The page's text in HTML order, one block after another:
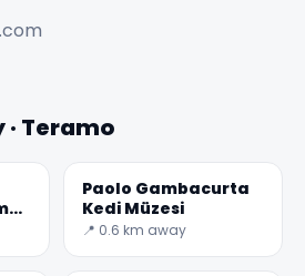
Teramo
Paolo Gambacurta
Kedi Müzesi
📍 0.6 km away